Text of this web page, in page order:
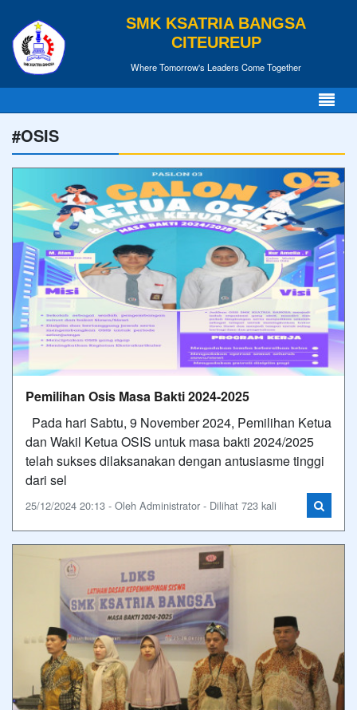
SMK KSATRIA BANGSA
CITEUREUP
Where Tomorrow's Leaders Come Together
#OSIS
Pemilihan Osis Masa Bakti 2024-2025
Pada hari Sabtu, 9 November 2024, Pemilihan Ketua
dan Wakil Ketua OSIS untuk masa bakti 2024/2025
telah sukses dilaksanakan dengan antusiasme tinggi
dari sel
25/12/2024 20:13 - Oleh Administrator - Dilihat 723 kali